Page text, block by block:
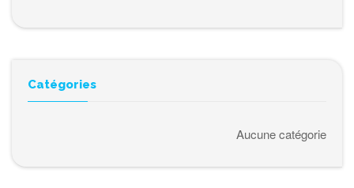
Catégories
Aucune catégorie